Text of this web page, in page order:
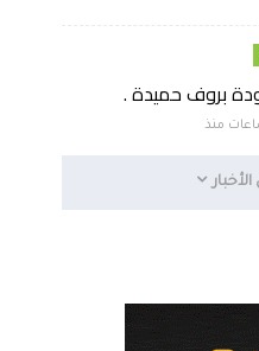
بروف حميدة .